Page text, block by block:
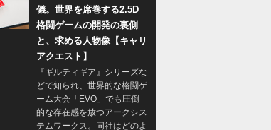
儀。世界を席巻する2.5D
格闘ゲームの開発の裏側
と、求める人物像【キャリ
アクエスト】
『ギルティギア』シリーズな
どで知られ、世界的な格闘ゲ
ーム大会「EVO」でも圧倒
的な存在感を放つアークシス
テムワークス。同社はどのよ